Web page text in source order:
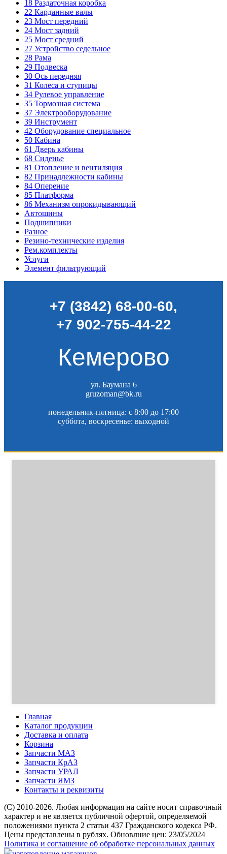
18 Раздаточная коробка
22 Карданные валы
23 Мост передний
24 Мост задний
25 Мост средний
27 Устройство седельное
28 Рама
29 Подвеска
30 Ось передняя
31 Колеса и ступицы
34 Рулевое управление
35 Тормозная система
37 Электрооборудование
39 Инструмент
42 Оборудование специальное
50 Кабина
61 Дверь кабины
68 Сиденье
81 Отопление и вентиляция
82 Принадлежности кабины
84 Оперение
85 Платформа
86 Механизм опрокидывающий
Автошины
Подшипники
Разное
Резино-технические изделия
Рем.комплекты
Услуги
Элемент фильтрующий
+7 (3842) 68-00-60,
+7 902-755-44-22
Кемерово
ул. Баумана 6
gruzoman@bk.ru
понедельник-пятница: c 8:00 до 17:00
суббота, воскресенье: выходной
Главная
Каталог продукции
Доставка и оплата
Корзина
Запчасти МАЗ
Запчасти КрАЗ
Запчасти УРАЛ
Запчасти ЯМЗ
Контакты и реквизиты
(C) 2010-2026. Любая информация на сайте носит справочный
характер и не является публичной офертой, определяемой
положениями пункта 2 статьи 437 Гражданского кодекса РФ.
Цены представлены в рублях. Обновлние цен: 23/05/2024
Политика и соглашение об обработке персональных данных